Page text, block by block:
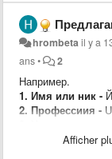
Предлагаю профессионалам
hrombetail y a
ans• 2
Например.
1. Имя или ник -
2. Профессиия -
дизайнера, от
Afficher